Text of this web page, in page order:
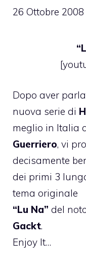
26 Ottobre 2008
“
Dopo aver
nuova serie di
meglio in Italia
Guerriero, vi
decisamente
dei primi 3
tema originale
“Lu Na” del
Gackt.
Enjoy It…